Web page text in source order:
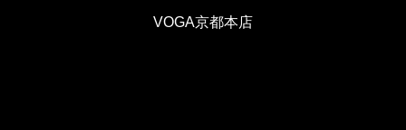
VOGA京都本店